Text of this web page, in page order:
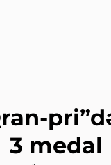
3 medal